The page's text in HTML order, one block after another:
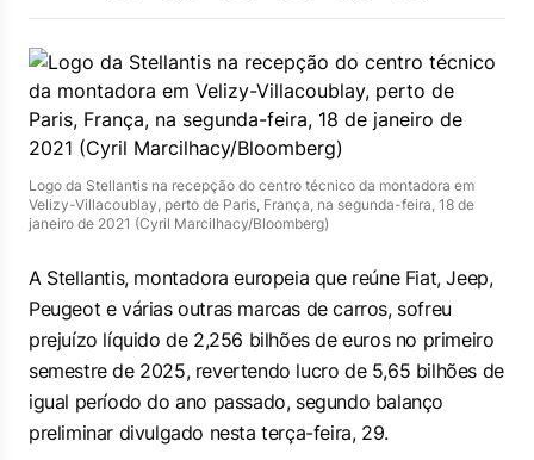
Logo da Stellantis na recepção do centro técnico da montadora em
Velizy-Villacoublay, perto de Paris, França, na segunda-feira, 18 de
janeiro de 2021 (Cyril Marcilhacy/Bloomberg)
A Stellantis, montadora europeia que reúne Fiat, Jeep,
Peugeot e várias outras marcas de carros, sofreu
prejuízo líquido de 2,256 bilhões de euros no primeiro
semestre de 2025, revertendo lucro de 5,65 bilhões de
igual período do ano passado, segundo balanço
preliminar divulgado nesta terça-feira, 29.